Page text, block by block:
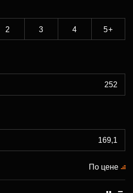
2 3 4 5+
По цене